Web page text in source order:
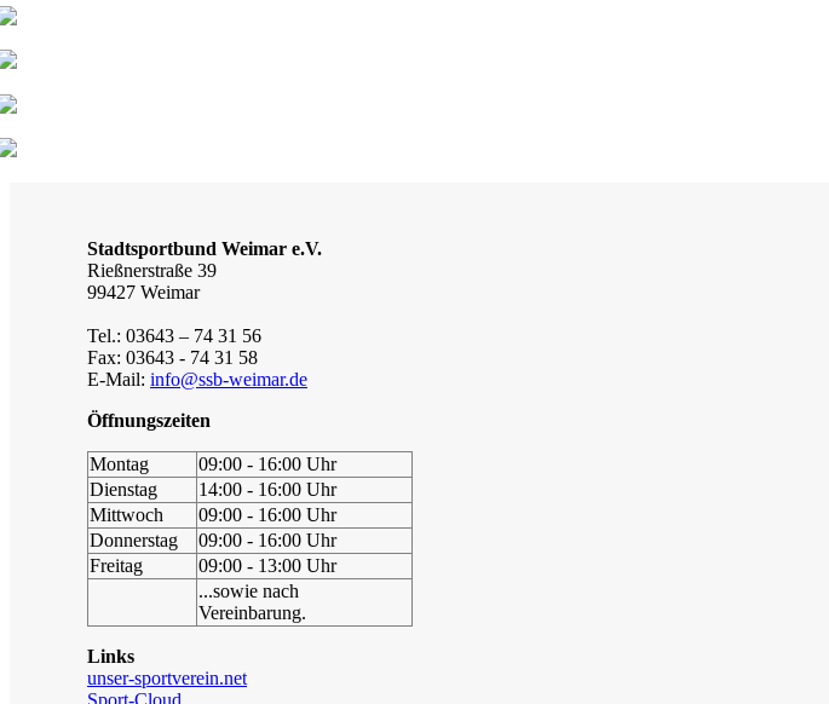
Stadtsportbund Weimar e.V.
Rießnerstraße 39
99427 Weimar
Tel.: 03643 – 74 31 56
Fax: 03643 - 74 31 58
E-Mail: info@ssb-weimar.de
Öffnungszeiten
Montag
09:00 - 16:00 Uhr
Dienstag
14:00 - 16:00 Uhr
Mittwoch
09:00 - 16:00 Uhr
Donnerstag
09:00 - 16:00 Uhr
Freitag
09:00 - 13:00 Uhr
...sowie nach
Vereinbarung.
Links
unser-sportverein.net
Sport-Cloud